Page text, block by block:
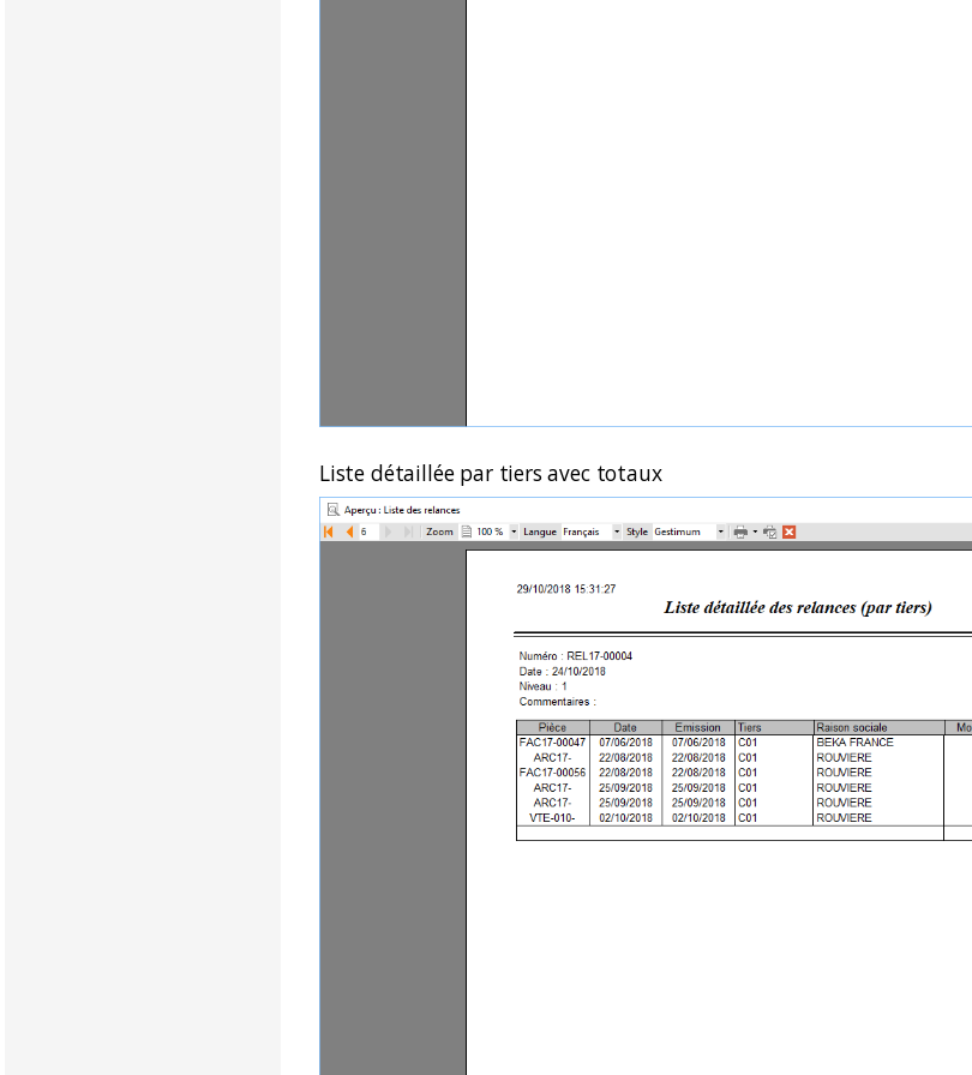
Liste détaillée par tiers avec totaux